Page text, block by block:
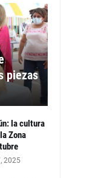
piezas
la cultura
Zona
2025